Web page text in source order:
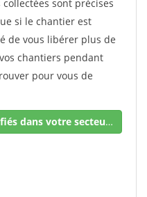
sont précises
si le chantier est
de vous libérer plus de
chantiers pendant
pour vous de
Obtenir des chantiers qualifiés dans votre secteur !